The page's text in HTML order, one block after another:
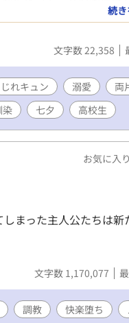
験に向けて活動を開始す
されない行為を耳にする
それを良く思わない連中
してでも身辺に煩わし
なぜかオレに関わって
けては、側に居る。な
きゃ！なのに…？ と、
トをありがとう…🩷✨
恋心を知りながらノンケ
銀河と、恋心を知られ
悶々としている朱音の淡
染じれキュンBL！ ちょっ
日から青春BLカップが
10日→12:40/19:40、
ボーナスタイムによ
で目安です。 ✦毎日1
8月31日(予定) ©2026
て禁止】All rights
続
文字数 22,358
じれキュン 溺愛 両
染 七夕 高校生
お気に入
しまった主人公たちは
文字数 1,170,077
調教 快楽堕ち